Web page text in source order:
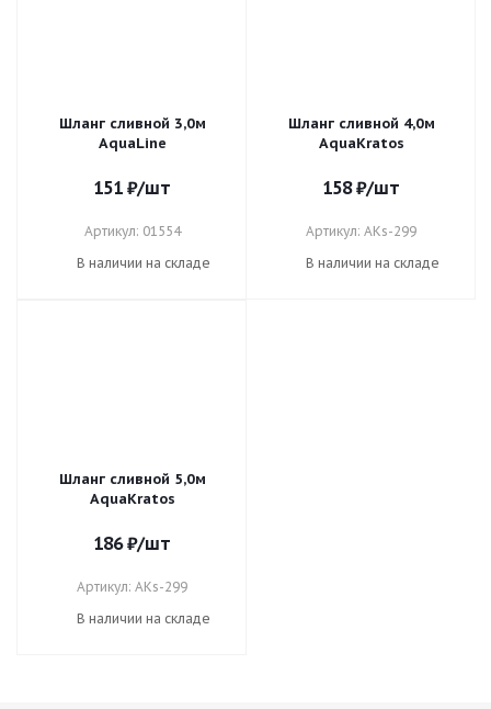
Шланг сливной 3,0м
AquaLine
151 ₽/шт
Артикул: 01554
В наличии на складе
Шланг сливной 4,0м
AquaKratos
158₽/шт
Артикул: AKs-299
В наличии на складе
Шланг сливной 5,0м
AquaKratos
186₽/шт
Артикул: AKs-299
В наличии на складе